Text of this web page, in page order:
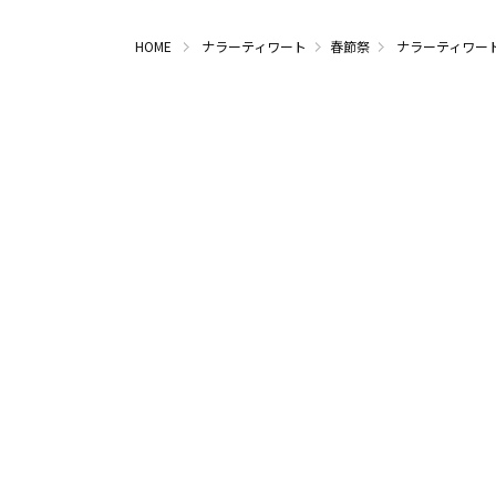
HOME ナラーティワート 春節祭 ナラーティワー